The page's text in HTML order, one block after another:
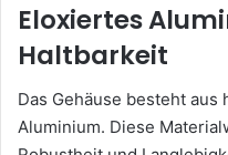
Eloxiertes
Haltbarkeit
Das Gehäuse besteht
Aluminium. Diese